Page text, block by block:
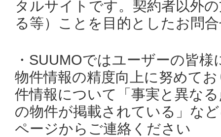
タルサイトです。契約者以外
る等）ことを目的としたお問
・SUUMOではユーザーの皆
物件情報の精度向上に努めて
件情報について「事実と異な
の物件が掲載されている」な
ページからご連絡ください